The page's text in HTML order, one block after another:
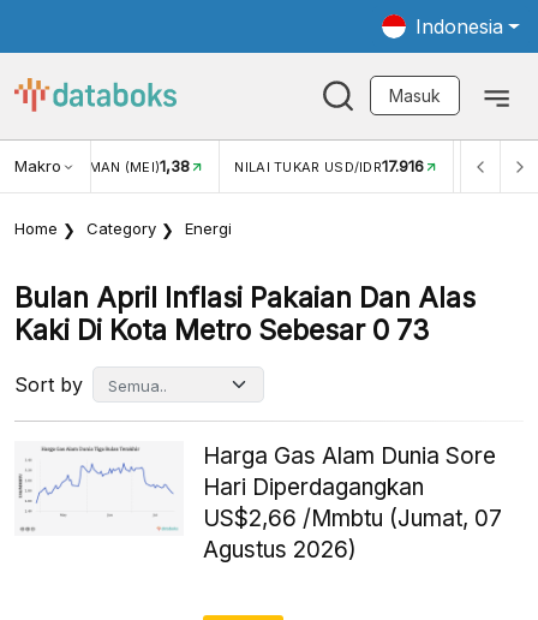
Indonesia
Masuk
MakroNILAI TUKAR USD/IDR17.916 INFLASI YOY (JUL)2,88%
Home Category Energi
Bulan April Inflasi Pakaian Dan Alas
Kaki Di Kota Metro Sebesar 0 73
Sort by
Harga Gas Alam Dunia Sore
Hari Diperdagangkan
US$2,66 /Mmbtu (Jumat, 07
Agustus 2026)